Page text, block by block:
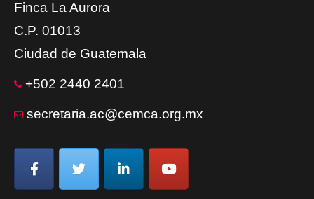
Finca La Aurora
C.P. 01013
Ciudad de Guatemala
+502 2440 2401
secretaria.ac@cemca.org.mx